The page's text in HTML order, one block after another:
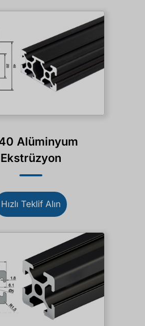
Alüminyum
Ekstrüzyon
Hızlı Teklif Alın